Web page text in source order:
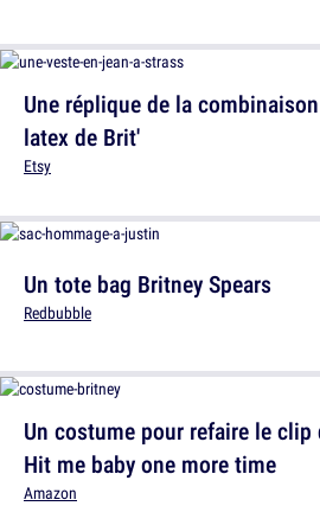
Un tote bag Britney Spears
Redbubble
Un costume pour refaire le clip
Hit me baby one more time
Amazon
Une réplique de la
latex de Brit'
Etsy